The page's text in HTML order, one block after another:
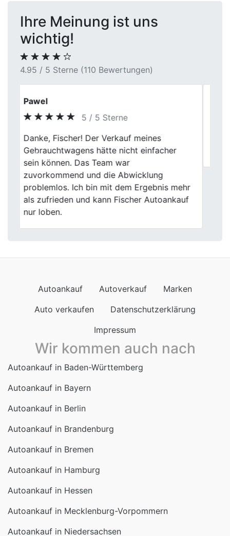
Ihre Meinung ist uns
wichtig!
4.95 / 5 Sterne (110 Bewertungen)
Sebastian Schulz
5 / 5 Sterne
Top, hat alles wie versprochen geklappt.
Bis demnächst
Autoankauf Autoverkauf
Marken
Wir kommen auch nach
Autoankauf in Baden-Württemberg
Autoankauf in Berlin
Autoankauf in Brandenburg
Autoankauf in Bremen
Autoankauf in Hamburg
Autoankauf in Hessen
Autoankauf in Mecklenburg-Vorpommern
Autoankauf in Niedersachsen
Autoankauf in Nordrhein-Westfalen